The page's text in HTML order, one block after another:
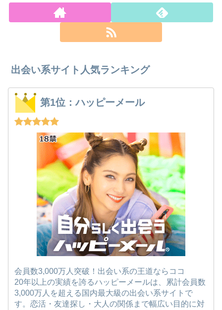
出会い系サイト人気ランキング
第1位：ハッピーメール
会員数3,000万人突破！出会い系の王道ならココ
20年以上の実績を誇るハッピーメールは、累計会員数
3,000万人を超える国内最大級の出会い系サイトで
す。恋活・友達探し・大人の関係まで幅広い目的に対